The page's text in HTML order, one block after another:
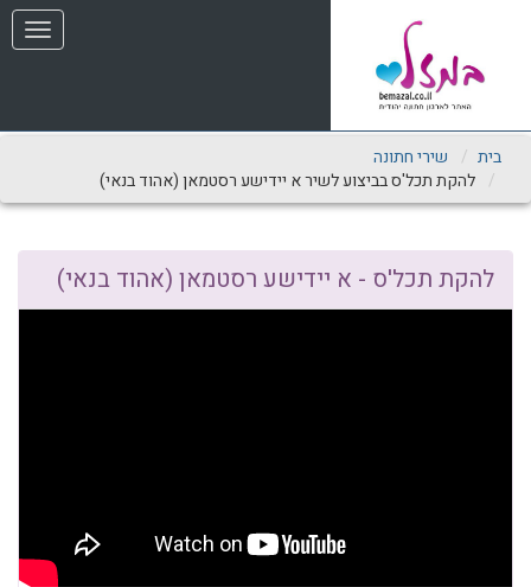
מַעֲרֶכֶת
בִּקְלִיק
הַמְּסַיַּעַת
הָאֲתָר.
תפריט
בית
שירי חתונה
להקת תכל'ס בביצוע לשיר א יידישע רסטמאן‎ (אהוד בנאי)
להקת תכל'ס - א יידישע רסטמאן‎ (אהוד בנאי)